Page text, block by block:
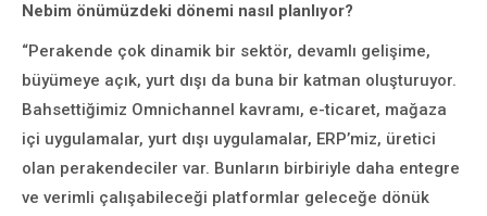
Nebim önümüzdeki dönemi nasıl planlıyor?
“Perakende çok dinamik bir sektör, devamlı gelişime,
büyümeye açık, yurt dışı da buna bir katman oluşturuyor.
Bahsettiğimiz Omnichannel kavramı, e-ticaret, mağaza
içi uygulamalar, yurt dışı uygulamalar, ERP’miz, üretici
olan perakendeciler var. Bunların birbiriyle daha entegre
ve verimli çalışabileceği platformlar geleceğe dönük